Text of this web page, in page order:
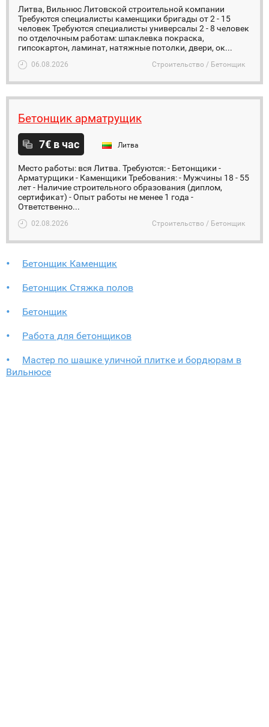
Литва, Вильнюс Литовской строительной компании
Требуются специалисты каменщики бригады от 2 - 15
человек Требуются специалисты универсалы 2 - 8 человек
по отделочным работам: шпаклевка покраска,
гипсокартон, ламинат, натяжные потолки, двери, ок...
06.08.2026 Строительство / Бетонщик
Бетонщик арматрущик
7€ в час Литва
Место работы: вся Литва. Требуются: - Бетонщики -
Арматурщики - Каменщики Требования: - Мужчины 18 - 55
лет - Наличие строительного образования (диплом,
сертификат) - Опыт работы не менее 1 года -
Ответственно...
02.08.2026 Строительство / Бетонщик
Бетонщик Каменщик
Бетонщик Стяжка полов
Бетонщик
Работа для бетонщиков
Мастер по шашке уличной плитке и бордюрам в
Вильнюсе